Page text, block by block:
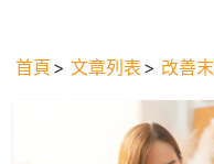
首頁 文章列表 改善